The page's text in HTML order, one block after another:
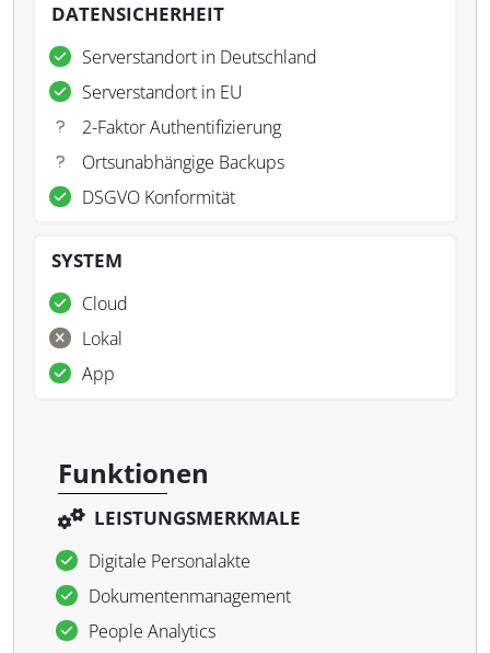
DATENSICHERHEIT
Serverstandort in Deutschland
Serverstandort in EU
2-Faktor Authentifizierung
Ortsunabhängige Backups
DSGVO Konformität
SYSTEM
Cloud
Lokal
App
Funktionen
LEISTUNGSMERKMALE
Digitale Personalakte
Dokumentenmanagement
People Analytics